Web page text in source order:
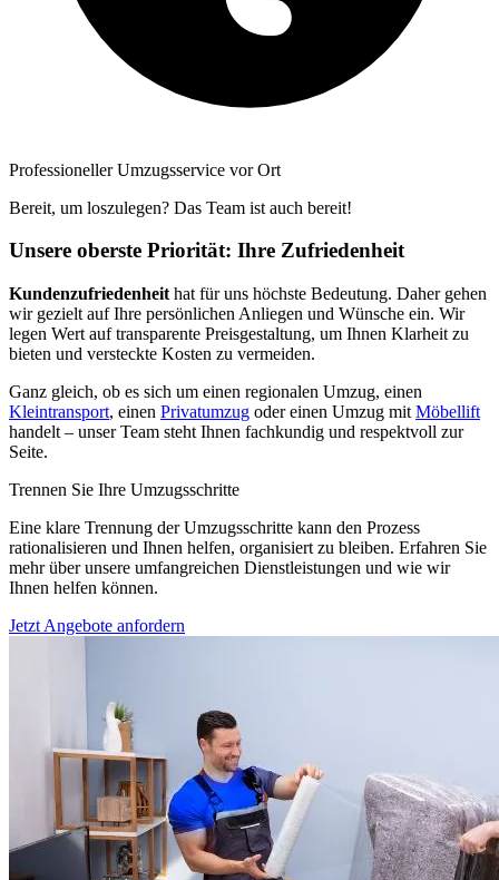
Professioneller Umzugsservice vor Ort
Bereit, um loszulegen? Das Team ist auch bereit!
Unsere oberste Priorität: Ihre Zufriedenheit
Kundenzufriedenheit hat für uns höchste Bedeutung. Daher gehen
wir gezielt auf Ihre persönlichen Anliegen und Wünsche ein. Wir
legen Wert auf transparente Preisgestaltung, um Ihnen Klarheit zu
bieten und versteckte Kosten zu vermeiden.
Ganz gleich, ob es sich um einen regionalen Umzug, einen
Kleintransport, einen Privatumzug oder einen Umzug mit Möbellift
handelt – unser Team steht Ihnen fachkundig und respektvoll zur
Seite.
Trennen Sie Ihre Umzugsschritte
Eine klare Trennung der Umzugsschritte kann den Prozess
rationalisieren und Ihnen helfen, organisiert zu bleiben. Erfahren Sie
mehr über unsere umfangreichen Dienstleistungen und wie wir
Ihnen helfen können.
Jetzt Angebote anfordern